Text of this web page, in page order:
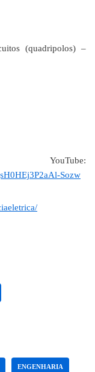
(quadripolos) –
Sozw
ENGENHARIA